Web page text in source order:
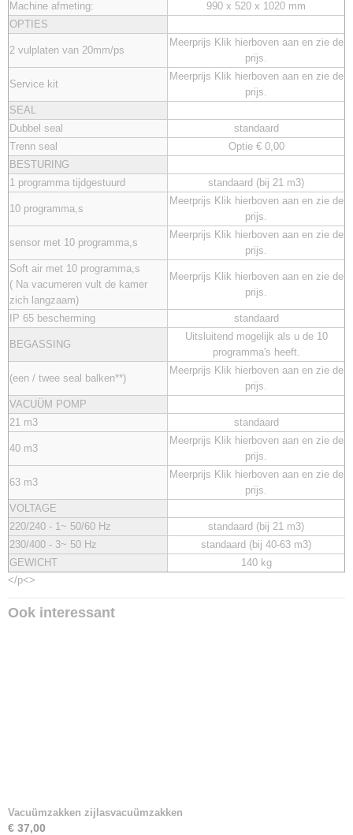
Machine afmeting:
990 x 520 x 1020 mm
OPTIES
2 vulplaten van 20mm/ps
Meerprijs Klik hierboven aan en zie de
prijs.
Service kit
Meerprijs Klik hierboven aan en zie de
prijs.
SEAL
Dubbel seal
standaard
Trenn seal
Optie € 0,00
BESTURING
1 programma tijdgestuurd
standaard (bij 21 m3)
10 programma,s
Meerprijs Klik hierboven aan en zie de
prijs.
sensor met 10 programma,s
Meerprijs Klik hierboven aan en zie de
prijs.
Soft air met 10 programma,s
( Na vacumeren vult de kamer
zich langzaam)
Meerprijs Klik hierboven aan en zie de
prijs.
IP 65 bescherming standaard
BEGASSING
Uitsluitend mogelijk als u de 10
programma's heeft.
(een / twee seal balken**)
Meerprijs Klik hierboven aan en zie de
prijs.
VACUÜM POMP
21 m3
standaard
40 m3
Meerprijs Klik hierboven aan en zie de
prijs.
63 m3
Meerprijs Klik hierboven aan en zie de
prijs.
VOLTAGE
220/240 - 1~ 50/60 Hz
standaard (bij 21 m3)
230/400 - 3~ 50 Hz
standaard (bij 40-63 m3)
GEWICHT
140 kg
</p<>
Ook interessant
Vacuümzakken zijlasvacuümzakken
€ 37,00